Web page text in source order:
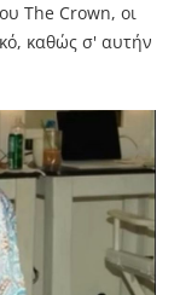
The Crown, οι
καθώς σ' αυτήν